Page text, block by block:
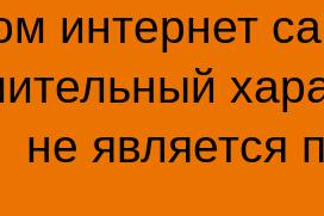
интернет
не является